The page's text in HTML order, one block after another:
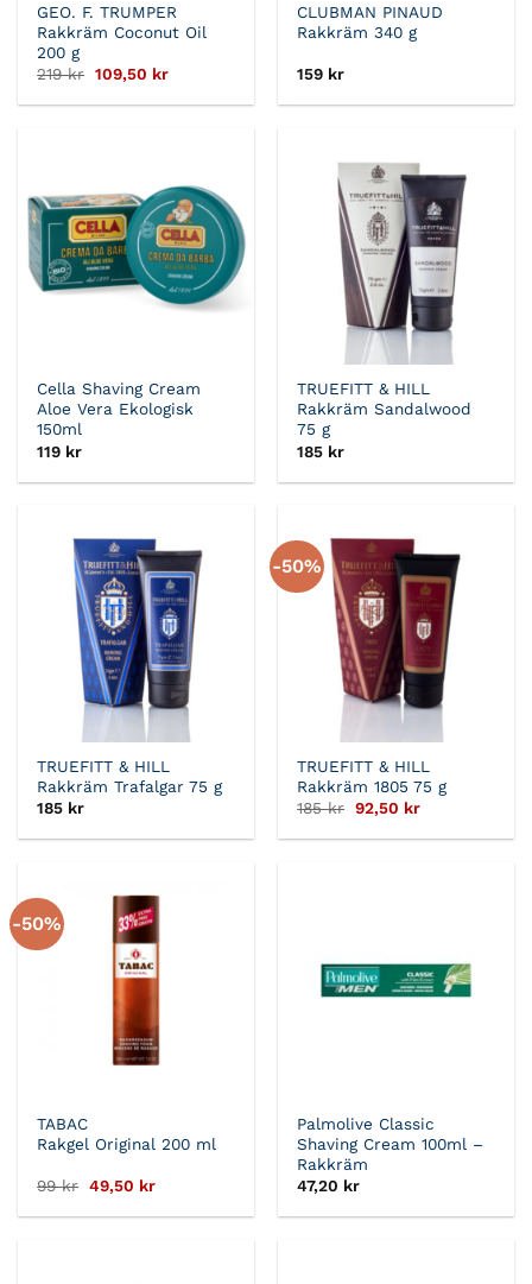
GEO. F. TRUMPER
Rakkräm Coconut Oil
200 g
219kr Det
ursprungliga
priset
109,50 krDet
priset
CLUBMAN PINAUD
Rakkräm 340 g
159 kr
Cella Shaving Cream
Aloe Vera Ekologisk
150ml
119 kr
TRUEFITT & HILL
Rakkräm Sandalwood
75 g
185 kr
TRUEFITT & HILL
Rakkräm Trafalgar 75 g
185 kr
-50%
TRUEFITT & HILL
Rakkräm 1805 75 g
185kr Det
ursprungliga
priset
92,50 krDet
priset
-50%
TABAC
Rakgel Original 200 ml
99kr Det
ursprungliga
priset
49,50 krDet
priset
Palmolive Classic
Shaving Cream 100ml –
Rakkräm
47,20 kr